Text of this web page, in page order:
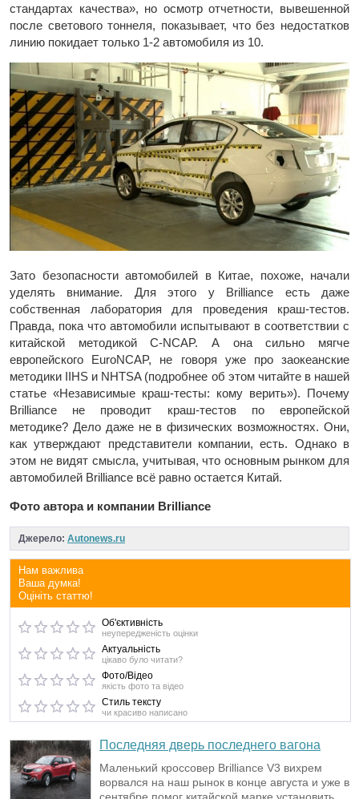
стандартах качества», но осмотр отчетности, вывешенной
после светового тоннеля, показывает, что без недостатков
линию покидает только 1-2 автомобиля из 10.
Зато безопасности автомобилей в Китае, похоже, начали
уделять внимание. Для этого у Brilliance есть даже
собственная лаборатория для проведения краш-тестов.
Правда, пока что автомобили испытывают в соответствии с
китайской методикой C-NCAP. А она сильно мягче
европейского EuroNCAP, не говоря уже про заокеанские
методики IIHS и NHTSA (подробнее об этом читайте в нашей
статье «Независимые краш-тесты: кому верить»). Почему
Brilliance не проводит краш-тестов по европейской
методике? Дело даже не в физических возможностях. Они,
как утверждают представители компании, есть. Однако в
этом не видят смысла, учитывая, что основным рынком для
автомобилей Brilliance всё равно остается Китай.
Фото автора и компании Brilliance
Джерело: Autonews.ru
Нам важлива
Ваша думка!
Оцініть статтю!
Об'єктивність
неупередженість оцінки
Актуальність
цікаво було читати?
Фото/Відео
якість фото та відео
Стиль тексту
чи красиво написано
Последняя дверь последнего вагона
Маленький кроссовер Brilliance V3 вихрем
ворвался на наш рынок в конце августа и уже в